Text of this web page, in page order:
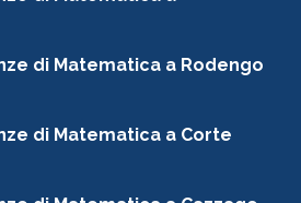
di Matematica a Rodengo
di Matematica a Corte